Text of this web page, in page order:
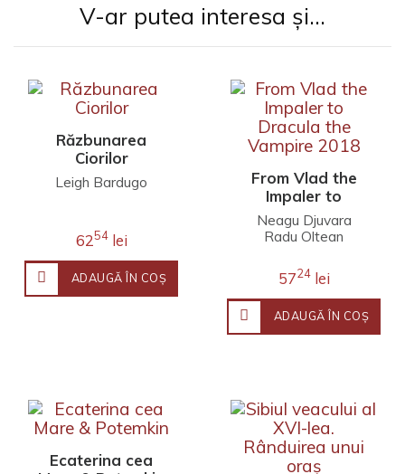
V-ar putea interesa și...
Răzbunarea
Ciorilor
Leigh Bardugo
6254lei
ADAUGĂ ÎN COŞ
From Vlad the
Impaler to
Dracula the
Vampire 2018
Neagu Djuvara
Radu Oltean
5724lei
ADAUGĂ ÎN COŞ
Ecaterina cea